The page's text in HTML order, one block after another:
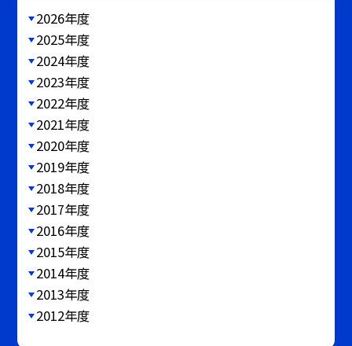
2026年度
2025年度
2024年度
2023年度
2022年度
2021年度
2020年度
2019年度
2018年度
2017年度
2016年度
2015年度
2014年度
2013年度
2012年度